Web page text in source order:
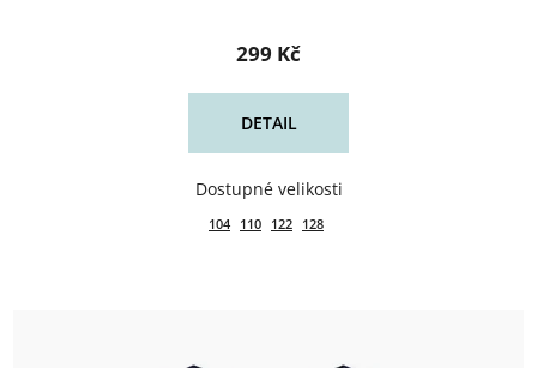
299 Kč
DETAIL
104 110 122 128